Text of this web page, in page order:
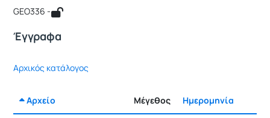
GEO336 -
Έγγραφα
Αρχικός κατάλογος
Αρχείο Μέγεθος Ημερομηνία